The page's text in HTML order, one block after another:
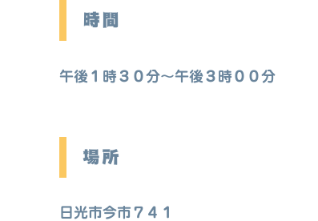
時間
午後１時３０分～午後３時００分
場所
日光市今市７４１